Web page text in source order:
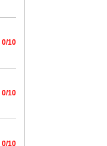
0/10
0/10
0/10